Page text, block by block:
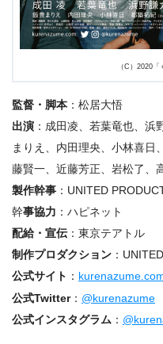
（C）2020
監督・脚本：松居⼤悟
出演 ：成⽥凌、若葉⻯也、
まりえ、内⽥理央、⼩林喜⽇
藤賢⼀、近藤芳正、岩松了、
製作幹事 ：UNITED
幹事協⼒ ：ハピネット
配給・宣伝：東京テアトル
制作プロダクション ：
公式サイト ：
公式Twitter： @kurenazume
公式インスタグラム ：